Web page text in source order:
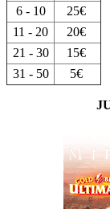
6 - 10
25€
11 - 20
20€
21 - 30
15€
31 - 50
5€